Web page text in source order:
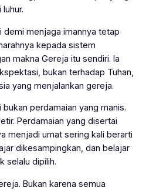
demi menjaga imannya tetap
kepada sistem
makna Gereja itu sendiri. Ia
bukan terhadap Tuhan,
yang menjalankan gereja.
bukan perdamaian yang manis.
Perdamaian yang disertai
menjadi umat sering kali berarti
dikesampingkan, dan belajar
selalu dipilih.
Bukan karena semua